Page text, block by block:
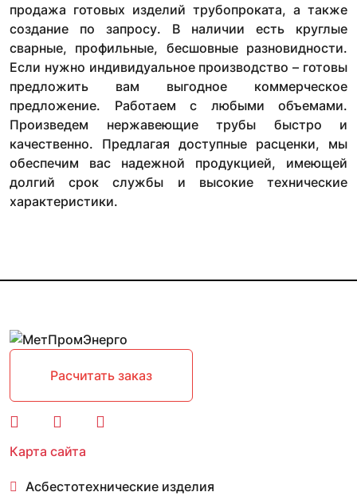
продажа готовых изделий трубопроката, а также
создание по запросу. В наличии есть круглые
сварные, профильные, бесшовные разновидности.
Если нужно индивидуальное производство – готовы
предложить вам выгодное коммерческое
предложение. Работаем с любыми объемами.
Произведем нержавеющие трубы быстро и
качественно. Предлагая доступные расценки, мы
обеспечим вас надежной продукцией, имеющей
долгий срок службы и высокие технические
характеристики.
Расчитать заказ
Карта сайта
Асбестотехнические изделия